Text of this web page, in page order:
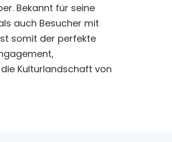
Bekannt für seine
auch Besucher mit
somit der perfekte
Kulturlandschaft von